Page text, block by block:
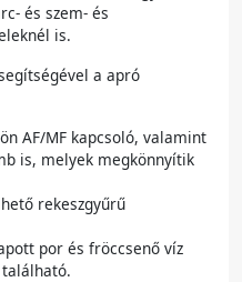
és szem- és
is.
a apró
AF/MF kapcsoló, valamint
is, melyek megkönnyítik
rekeszgyűrű
por és fröccsenő víz